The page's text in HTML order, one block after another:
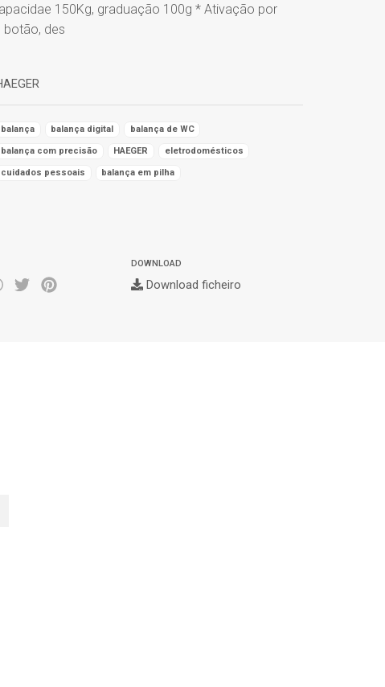
150Kg, graduação 100g * Ativação por
botão, des
balança balança digital balança de WC
balança com precisão HAEGER eletrodomésticos
cuidados pessoais balança em pilha
DOWNLOAD
Download ficheiro